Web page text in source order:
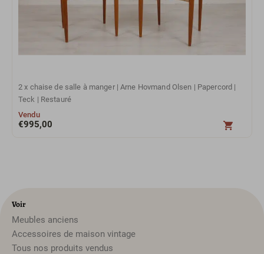
2 x chaise de salle à manger | Arne Hovmand Olsen | Papercord |
Teck | Restauré
Vendu
€995,00
Voir
Meubles anciens
Accessoires de maison vintage
Tous nos produits vendus